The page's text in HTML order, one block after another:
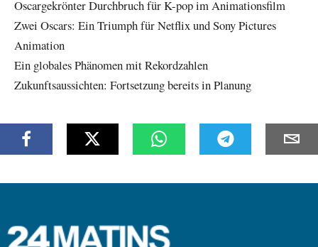
Oscargekrönter Durchbruch für K-pop im Animationsfilm
Zwei Oscars: Ein Triumph für Netflix und Sony Pictures
Animation
Ein globales Phänomen mit Rekordzahlen
Zukunftsaussichten: Fortsetzung bereits in Planung